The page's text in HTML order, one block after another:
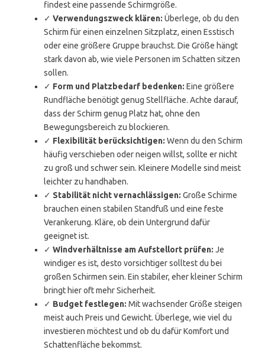
findest eine passende Schirmgröße.
✓ Verwendungszweck klären: Überlege, ob du den
Schirm für einen einzelnen Sitzplatz, einen Esstisch
oder eine größere Gruppe brauchst. Die Größe hängt
stark davon ab, wie viele Personen im Schatten sitzen
sollen.
✓ Form und Platzbedarf bedenken: Eine größere
Rundfläche benötigt genug Stellfläche. Achte darauf,
dass der Schirm genug Platz hat, ohne den
Bewegungsbereich zu blockieren.
✓ Flexibilität berücksichtigen: Wenn du den Schirm
häufig verschieben oder neigen willst, sollte er nicht
zu groß und schwer sein. Kleinere Modelle sind meist
leichter zu handhaben.
✓ Stabilität nicht vernachlässigen: Große Schirme
brauchen einen stabilen Standfuß und eine feste
Verankerung. Kläre, ob dein Untergrund dafür
geeignet ist.
✓ Windverhältnisse am Aufstellort prüfen: Je
windiger es ist, desto vorsichtiger solltest du bei
großen Schirmen sein. Ein stabiler, eher kleiner Schirm
bringt hier oft mehr Sicherheit.
✓ Budget festlegen: Mit wachsender Größe steigen
meist auch Preis und Gewicht. Überlege, wie viel du
investieren möchtest und ob du dafür Komfort und
Schattenfläche bekommst.